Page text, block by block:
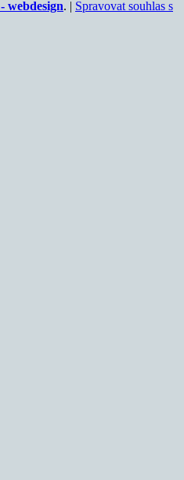
webdesign. | Spravovat souhlas s